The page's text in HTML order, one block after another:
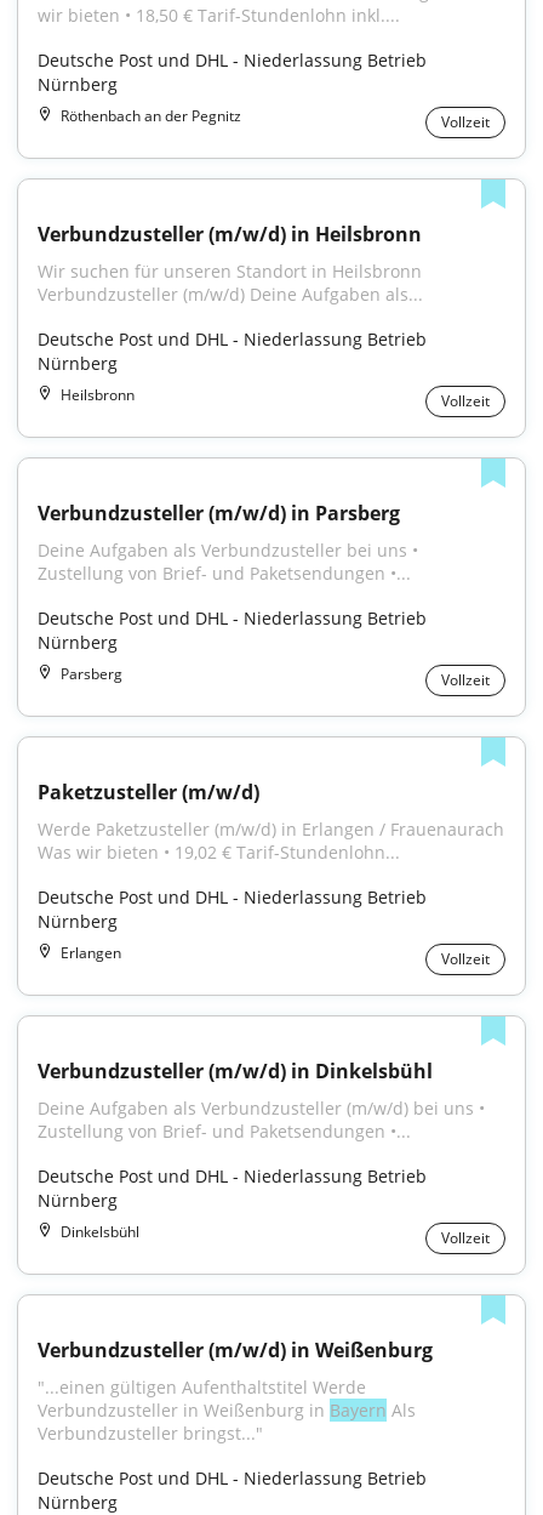
wir bieten • 18,50 € Tarif-Stundenlohn inkl....
Deutsche Post und DHL - Niederlassung Betrieb
Nürnberg
Röthenbach an der Pegnitz Vollzeit
Verbundzusteller (m/w/d) in Heilsbronn
Wir suchen für unseren Standort in Heilsbronn
Verbundzusteller (m/w/d) Deine Aufgaben als...
Deutsche Post und DHL - Niederlassung Betrieb
Nürnberg
Heilsbronn Vollzeit
Verbundzusteller (m/w/d) in Parsberg
Deine Aufgaben als Verbundzusteller bei uns •
Zustellung von Brief- und Paketsendungen •...
Deutsche Post und DHL - Niederlassung Betrieb
Nürnberg
Parsberg Vollzeit
Paketzusteller (m/w/d)
Werde Paketzusteller (m/w/d) in Erlangen / Frauenaurach
Was wir bieten • 19,02 € Tarif-Stundenlohn...
Deutsche Post und DHL - Niederlassung Betrieb
Nürnberg
Erlangen Vollzeit
Verbundzusteller (m/w/d) in Dinkelsbühl
Deine Aufgaben als Verbundzusteller (m/w/d) bei uns •
Zustellung von Brief- und Paketsendungen •...
Deutsche Post und DHL - Niederlassung Betrieb
Nürnberg
Dinkelsbühl Vollzeit
Verbundzusteller (m/w/d) in Weißenburg
"...einen gültigen Aufenthaltstitel Werde
Verbundzusteller in Weißenburg in Bayern Als
Verbundzusteller bringst..."
Deutsche Post und DHL - Niederlassung Betrieb
Nürnberg